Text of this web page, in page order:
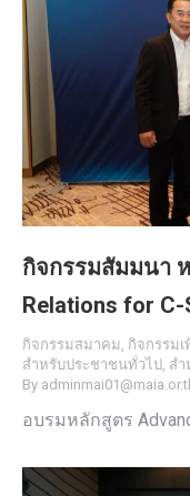
กิจกรรมสัมมนา
Relations for
กิจกรรมสมาคม, กิจกรรม
สำหรับประชาชนทั่วไป, สำ
By
อบรมหลักสูตร